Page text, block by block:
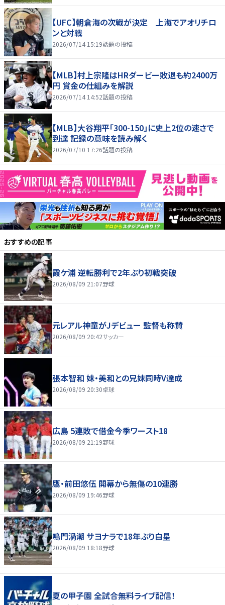
【UFC】朝倉海の次戦が決定 上海でアオリチロ
ンと対戦
2026/07/14 15:19話題の投稿
【MLB】村上宗隆はHRダービー敗退も約2400万
円 賞金の仕組みを解説
2026/07/14 14:52話題の投稿
【MLB】大谷翔平「300-150」に史上2位の速さで
到達 記録の意味を読み解く
2026/07/10 17:26話題の投稿
おすすめの記事
霞ケ浦 逆転勝利で2年ぶり初戦突破
2026/08/09 21:07野球
元レアル神童がJデビュー 監督も称賛
2026/08/09 20:42サッカー
張本智和 妹・美和との兄妹同時V達成
2026/08/09 20:30卓球
広島 5連敗で借金今季ワースト18
2026/08/09 21:19野球
鷹・前田悠伍 開幕から無傷の10連勝
2026/08/09 19:46野球
鳴門渦潮 サヨナラで18年ぶり白星
2026/08/09 18:18野球
夏の甲子園 全試合無料ライブ配信！